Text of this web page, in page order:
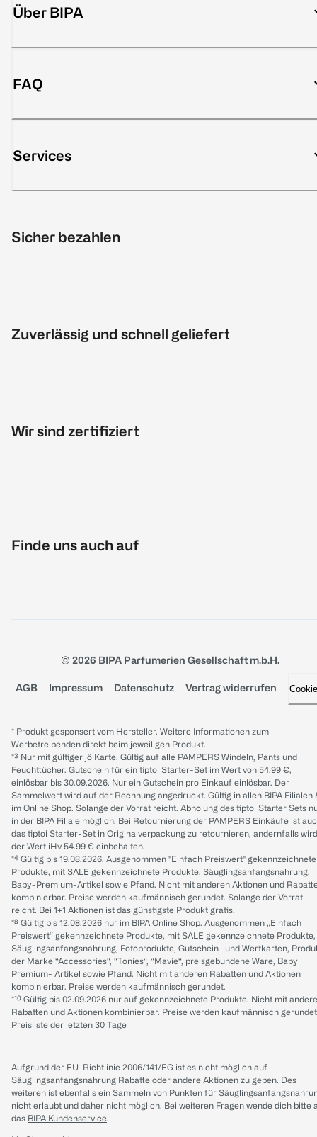
Über BIPA
FAQ
Services
Sicher bezahlen
Zuverlässig und schnell geliefert
Wir sind zertifiziert
Finde uns auch auf
© 2026 BIPA Parfumerien Gesellschaft m.b.H.
AGB Impressum Datenschutz Vertrag widerrufen
* Produkt gesponsert vom Hersteller. Weitere Informationen zum
Werbetreibenden direkt beim jeweiligen Produkt.
*³ Nur mit gültiger jö Karte. Gültig auf alle PAMPERS Windeln, Pants und
Feuchttücher. Gutschein für ein tiptoi Starter-Set im Wert von 54.99 €,
einlösbar bis 30.09.2026. Nur ein Gutschein pro Einkauf einlösbar. Der
Sammelwert wird auf der Rechnung angedruckt. Gültig in allen BIPA Filialen
im Online Shop. Solange der Vorrat reicht. Abholung des tiptoi Starter Sets
in der BIPA Filiale möglich. Bei Retournierung der PAMPERS Einkäufe ist
das tiptoi Starter-Set in Originalverpackung zu retournieren, andernfalls wird
der Wert iHv 54.99 € einbehalten.
*⁴ Gültig bis 19.08.2026. Ausgenommen "Einfach Preiswert" gekennzeichnete
Produkte, mit SALE gekennzeichnete Produkte, Säuglingsanfangsnahrung,
Baby-Premium-Artikel sowie Pfand. Nicht mit anderen Aktionen und
kombinierbar. Preise werden kaufmännisch gerundet. Solange der Vorrat
reicht. Bei 1+1 Aktionen ist das günstigste Produkt gratis.
*⁸ Gültig bis 12.08.2026 nur im BIPA Online Shop. Ausgenommen „Einfach
Preiswert“ gekennzeichnete Produkte, mit SALE gekennzeichnete Produkte,
Säuglingsanfangsnahrung, Fotoprodukte, Gutschein- und Wertkarten,
der Marke “Accessories“, “Tonies“, “Mavie“, preisgebundene Ware, Baby
Premium- Artikel sowie Pfand. Nicht mit anderen Rabatten und Aktionen
kombinierbar. Preise werden kaufmännisch gerundet.
*¹⁰ Gültig bis 02.09.2026 nur auf gekennzeichnete Produkte. Nicht mit
Rabatten und Aktionen kombinierbar. Preise werden kaufmännisch
Preisliste der letzten 30 Tage
Aufgrund der EU-Richtlinie 2006/141/EG ist es nicht möglich auf
Säuglingsanfangsnahrung Rabatte oder andere Aktionen zu geben. Des
weiteren ist ebenfalls ein Sammeln von Punkten für
nicht erlaubt und daher nicht möglich. Bei weiteren Fragen wende dich bitte
das BIPA Kundenservice.